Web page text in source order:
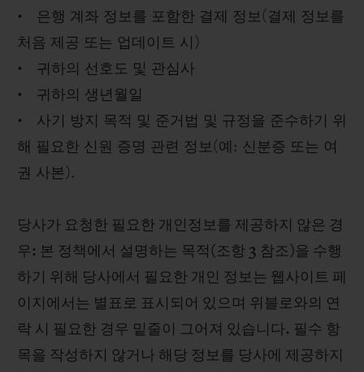
• 은행 계좌 정보를 포함한 결제 정보(결제 정보를
처음 제공 또는 업데이트 시)
• 귀하의 선호도 및 관심사
• 귀하의 생년월일
• 사기 방지 목적 및 준거법 및 규정을 준수하기 위
해 필요한 신원 증명 관련 정보(예: 신분증 또는 여
권 사본).
당사가 요청한 필요한 개인정보를 제공하지 않은 경
우: 본 정책에서 설명하는 목적(조항 3 참조)을 수행
하기 위해 당사에서 필요한 개인 정보는 웹사이트 페
이지에서는 별표로 표시되어 있으며 위블로와의 연
락 시 필요한 경우 밑줄이 그어져 있습니다. 필수 항
목을 작성하지 않거나 해당 정보를 당사에 제공하지